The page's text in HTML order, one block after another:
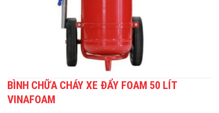
BÌNH CHỮA CHÁY XE ĐẨY FOAM 50 LÍT
VINAFOAM